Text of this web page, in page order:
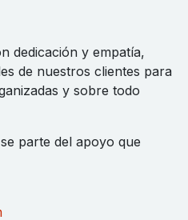
dedicación y empatía,
de nuestros clientes para
y sobre todo
parte del apoyo que